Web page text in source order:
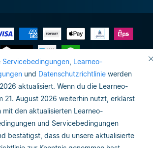
Servicebedingungen, Learneo-
und Datenschutzrichtlinie werden
aktualisiert. Wenn du die Learneo-
21. August 2026 weiterhin nutzt, erklärst
mit den aktualisierten Learneo-
und Servicebedingungen
bestätigst, dass du unsere aktualisierte
Impressum
Datenschutzrichtlinie
not sell or share my personal info
Nutzungsbedingungen
Datenschutzrichtlinie